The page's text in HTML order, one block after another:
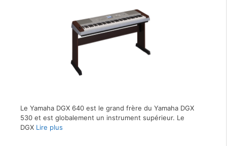
Le Yamaha DGX 640 est le grand frère du Yamaha DGX
530 et est globalement un instrument supérieur. Le
DGX Lire plus